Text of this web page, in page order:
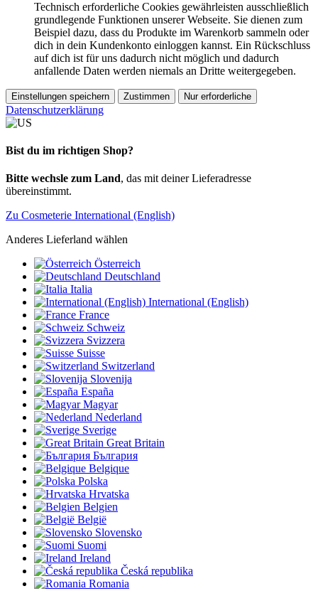
Technisch erforderliche Cookies gewährleisten ausschließlich
grundlegende Funktionen unserer Webseite. Sie dienen zum
Beispiel dazu, dass du Produkte im Warenkorb sammeln oder
dich in dein Kundenkonto einloggen kannst. Ein Rückschluss
auf dich ist für uns dadurch nicht möglich und dadurch
anfallende Daten werden niemals an Dritte weitergegeben.
Einstellungen speichern Zustimmen Nur erforderliche
Datenschutzerklärung
Bist du im richtigen Shop?
Bitte wechsle zum Land, das mit deiner Lieferadresse
übereinstimmt.
Zu Cosmeterie International (English)
Anderes Lieferland wählen
Österreich
Deutschland
Italia
International (English)
France
Schweiz
Svizzera
Suisse
Switzerland
Slovenija
España
Magyar
Nederland
Sverige
Great Britain
България
Belgique
Polska
Hrvatska
Belgien
België
Slovensko
Suomi
Ireland
Česká republika
Romania